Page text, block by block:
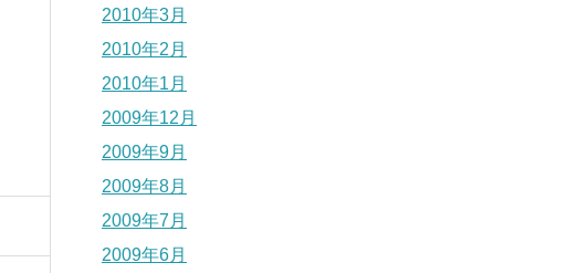
2010年3月
2010年2月
2010年1月
2009年12月
2009年9月
2009年8月
2009年7月
2009年6月